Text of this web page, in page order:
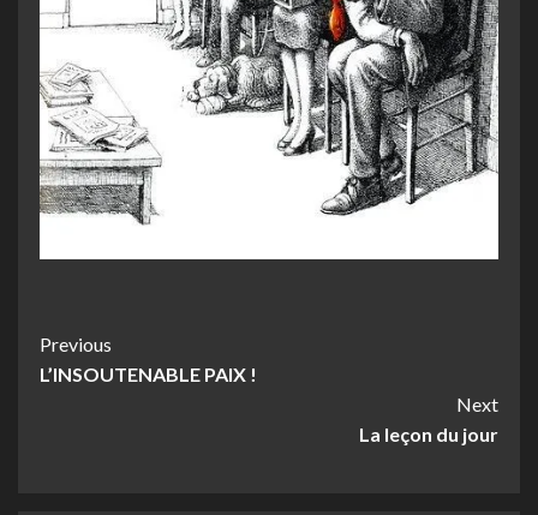
Post
Navigation
Previous
L’INSOUTENABLE PAIX !
Next
La leçon du jour